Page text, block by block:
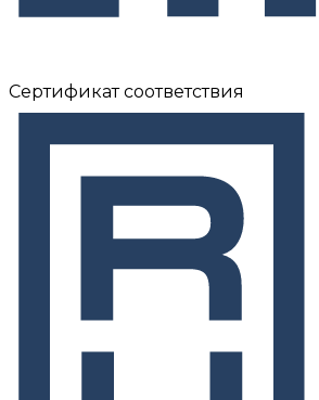
Сертификат соответствия